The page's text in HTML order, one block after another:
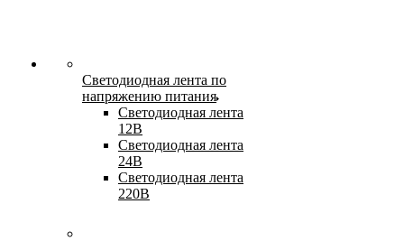
Светодиодная лента по
напряжению питания
Светодиодная лента
12В
Светодиодная лента
24В
Светодиодная лента
220В